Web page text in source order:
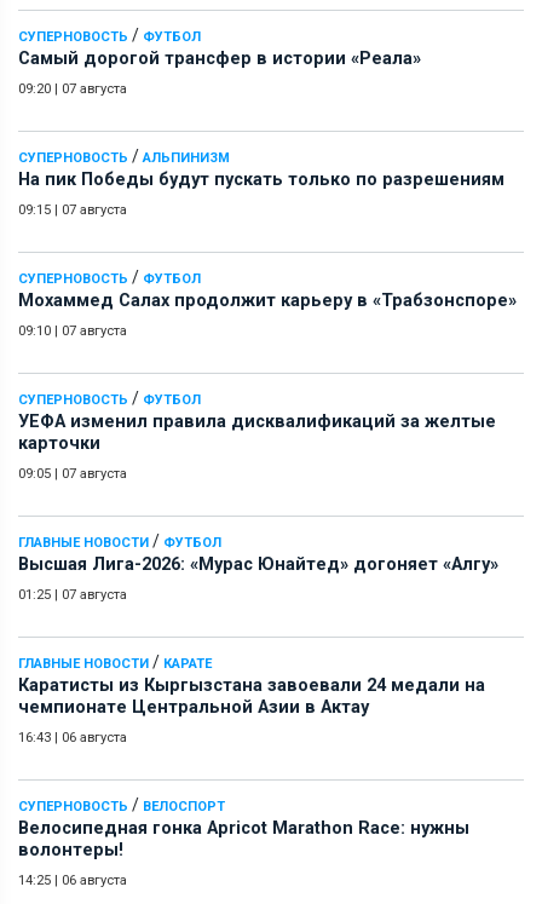
СУПЕРНОВОСТЬ / ФУТБОЛ
Самый дорогой трансфер в истории «Реала»
09:20 | 07 августа
СУПЕРНОВОСТЬ / АЛЬПИНИЗМ
На пик Победы будут пускать только по разрешениям
09:15 | 07 августа
СУПЕРНОВОСТЬ / ФУТБОЛ
Мохаммед Салах продолжит карьеру в «Трабзонспоре»
09:10 | 07 августа
СУПЕРНОВОСТЬ / ФУТБОЛ
УЕФА изменил правила дисквалификаций за желтые
карточки
09:05 | 07 августа
ГЛАВНЫЕ НОВОСТИ / ФУТБОЛ
Высшая Лига-2026: «Мурас Юнайтед» догоняет «Алгу»
01:25 | 07 августа
ГЛАВНЫЕ НОВОСТИ / КАРАТЕ
Каратисты из Кыргызстана завоевали 24 медали на
чемпионате Центральной Азии в Актау
16:43 | 06 августа
СУПЕРНОВОСТЬ / ВЕЛОСПОРТ
Велосипедная гонка Apricot Marathon Race: нужны
волонтеры!
14:25 | 06 августа